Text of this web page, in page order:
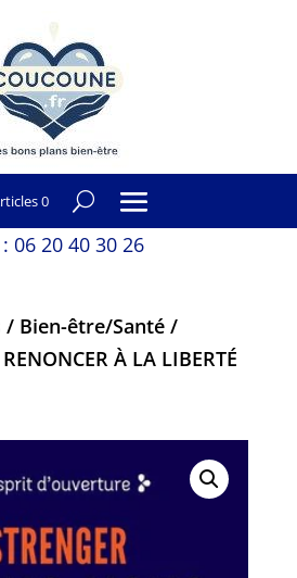
0
06 20 40 30 26
/ Bien-être/Santé/
À LA LIBERTÉ